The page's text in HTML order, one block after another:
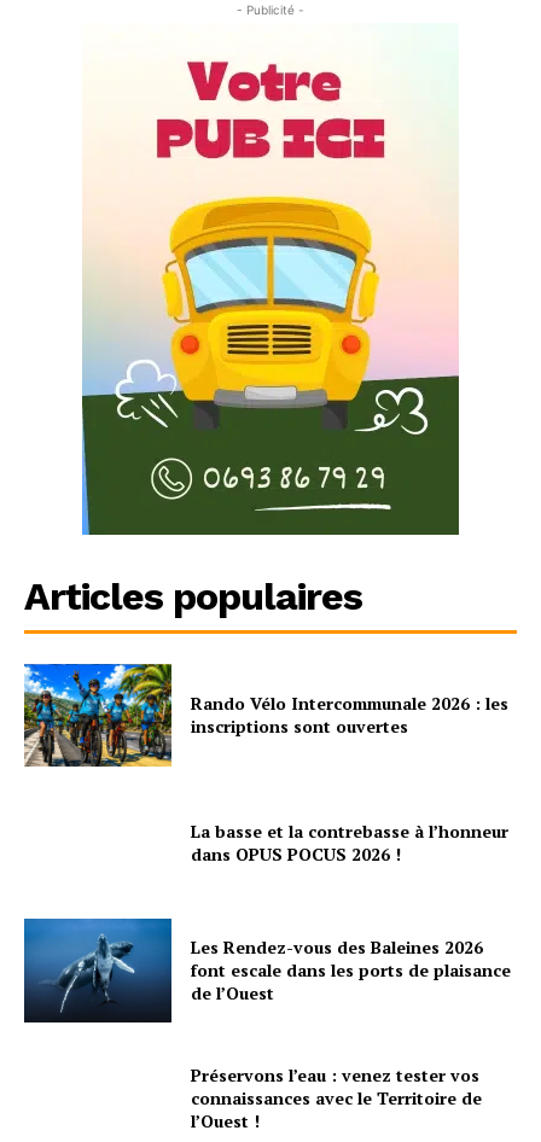
- Publicité -
Articles populaires
Rando Vélo Intercommunale 2026 : les
inscriptions sont ouvertes
La basse et la contrebasse à l’honneur
dans OPUS POCUS 2026 !
Les Rendez-vous des Baleines 2026
font escale dans les ports de plaisance
de l’Ouest
Préservons l’eau : venez tester vos
connaissances avec le Territoire de
l’Ouest !